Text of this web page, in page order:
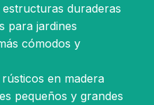
duraderas
para jardines
cómodos y
en madera
pequeños y grandes